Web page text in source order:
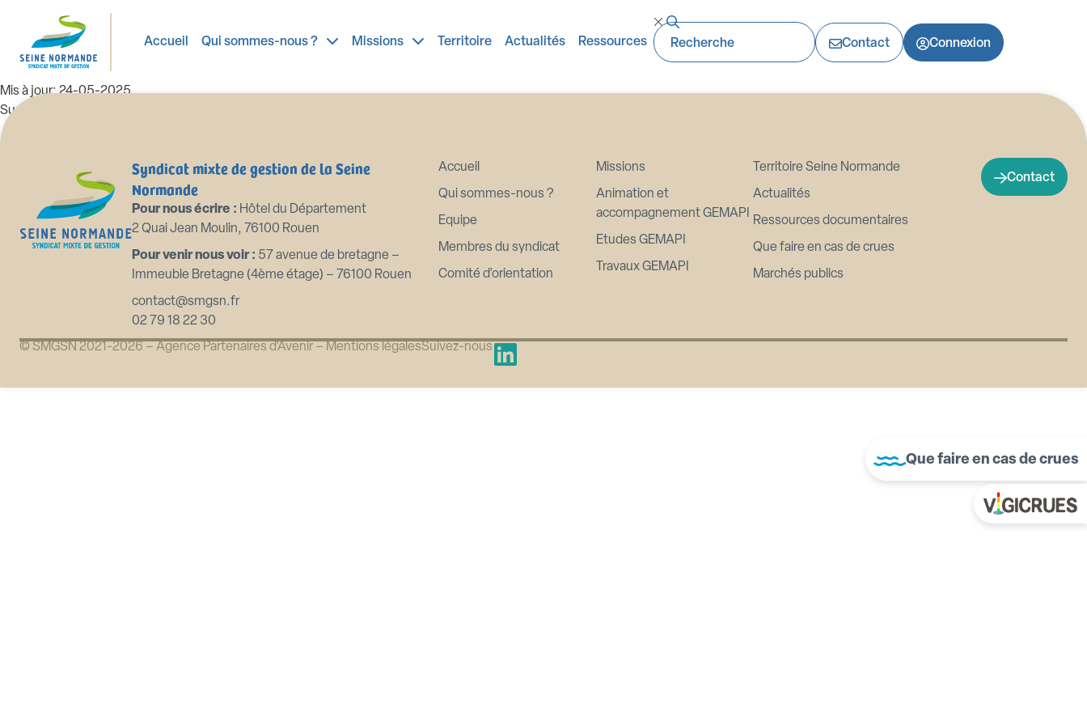
Accueil Qui sommes-nous ? Missions Territoire Actualités Ressources Contact Connexion
99_DE-2023-01-03 Designation des representants au CSES
Taille du fichier: 75.03 KB
Créé: 24-05-2025
Mis à jour: 24-05-2025
Succès: 84
Syndicat mixte de gestion de la Seine
Normande
Pour nous écrire : Hôtel du Département
2 Quai Jean Moulin, 76100 Rouen
Pour venir nous voir : 57 avenue de bretagne –
Immeuble Bretagne (4ème étage) – 76100 Rouen
contact@smgsn.fr
02 79 18 22 30
Accueil
Qui sommes-nous ?
Equipe
Membres du syndicat
Comité d’orientation
Missions
Animation et
accompagnement GEMAPI
Etudes GEMAPI
Travaux GEMAPI
Territoire Seine Normande
Actualités
Ressources documentaires
Que faire en cas de crues
Marchés publics
Contact
© SMGSN 2021-2026 – Agence Partenaires d’Avenir – Mentions légalesSuivez-nous
Que faire en cas de crues